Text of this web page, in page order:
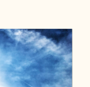
Avesnois